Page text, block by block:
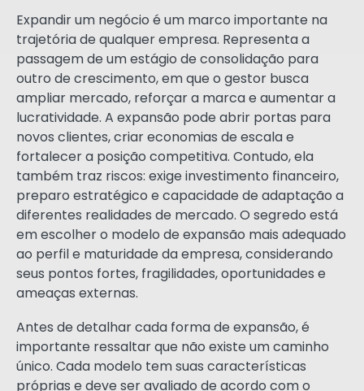
Expandir um negócio é um marco importante na
trajetória de qualquer empresa. Representa a
passagem de um estágio de consolidação para
outro de crescimento, em que o gestor busca
ampliar mercado, reforçar a marca e aumentar a
lucratividade. A expansão pode abrir portas para
novos clientes, criar economias de escala e
fortalecer a posição competitiva. Contudo, ela
também traz riscos: exige investimento financeiro,
preparo estratégico e capacidade de adaptação a
diferentes realidades de mercado. O segredo está
em escolher o modelo de expansão mais adequado
ao perfil e maturidade da empresa, considerando
seus pontos fortes, fragilidades, oportunidades e
ameaças externas.
Antes de detalhar cada forma de expansão, é
importante ressaltar que não existe um caminho
único. Cada modelo tem suas características
próprias e deve ser avaliado de acordo com o